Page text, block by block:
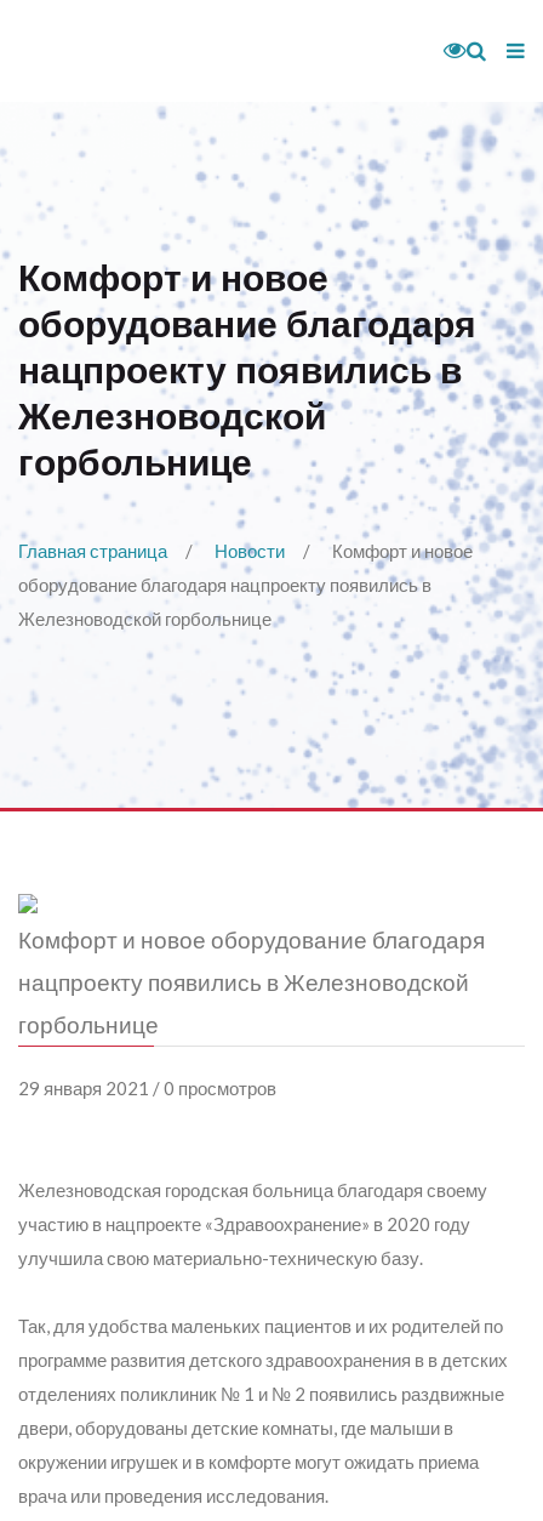
Комфорт и новое
оборудование благодаря
нацпроекту появились в
Железноводской
горбольнице
Главная страница Новости
Комфорт и новое
оборудование благодаря нацпроекту появились в
Железноводской горбольнице
Комфорт и новое оборудование благодаря
нацпроекту появились в Железноводской
горбольнице
29 января 2021 / 0 просмотров
Железноводская городская больница благодаря своему
участию в нацпроекте «Здравоохранение» в 2020 году
улучшила свою материально-техническую базу.
Так, для удобства маленьких пациентов и их родителей по
программе развития детского здравоохранения в в детских
отделениях поликлиник № 1 и № 2 появились раздвижные
двери, оборудованы детские комнаты, где малыши в
окружении игрушек и в комфорте могут ожидать приема
врача или проведения исследования.